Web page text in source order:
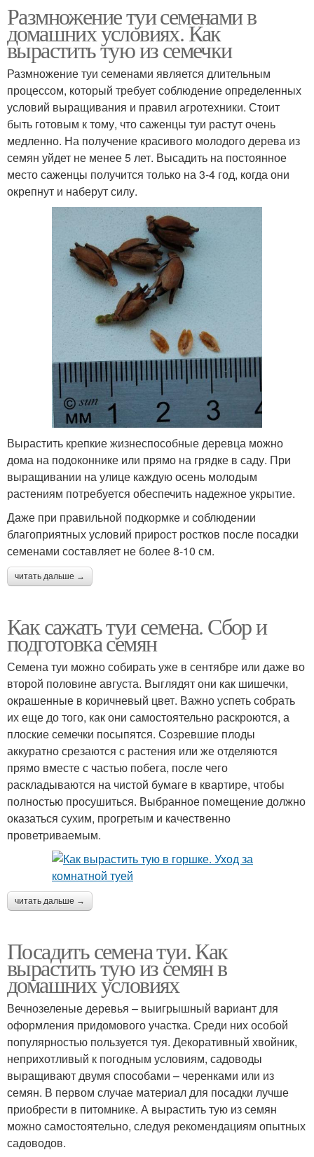
Размножение туи семенами в
домашних условиях. Как
вырастить тую из семечки
Размножение туи семенами является длительным
процессом, который требует соблюдение определенных
условий выращивания и правил агротехники. Стоит
быть готовым к тому, что саженцы туи растут очень
медленно. На получение красивого молодого дерева из
семян уйдет не менее 5 лет. Высадить на постоянное
место саженцы получится только на 3-4 год, когда они
окрепнут и наберут силу.
Вырастить крепкие жизнеспособные деревца можно
дома на подоконнике или прямо на грядке в саду. При
выращивании на улице каждую осень молодым
растениям потребуется обеспечить надежное укрытие.
Даже при правильной подкормке и соблюдении
благоприятных условий прирост ростков после посадки
семенами составляет не более 8-10 см.
читать дальше →
Как сажать туи семена. Сбор и
подготовка семян
Семена туи можно собирать уже в сентябре или даже во
второй половине августа. Выглядят они как шишечки,
окрашенные в коричневый цвет. Важно успеть собрать
их еще до того, как они самостоятельно раскроются, а
плоские семечки посыпятся. Созревшие плоды
аккуратно срезаются с растения или же отделяются
прямо вместе с частью побега, после чего
раскладываются на чистой бумаге в квартире, чтобы
полностью просушиться. Выбранное помещение должно
оказаться сухим, прогретым и качественно
проветриваемым.
читать дальше →
Посадить семена туи. Как
вырастить тую из семян в
домашних условиях
Вечнозеленые деревья – выигрышный вариант для
оформления придомового участка. Среди них особой
популярностью пользуется туя. Декоративный хвойник,
неприхотливый к погодным условиям, садоводы
выращивают двумя способами – черенками или из
семян. В первом случае материал для посадки лучше
приобрести в питомнике. А вырастить тую из семян
можно самостоятельно, следуя рекомендациям опытных
садоводов.